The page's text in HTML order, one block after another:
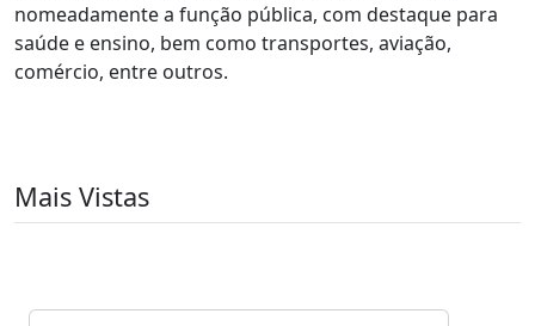
nomeadamente a função pública, com destaque para
saúde e ensino, bem como transportes, aviação,
comércio, entre outros.
Mais Vistas